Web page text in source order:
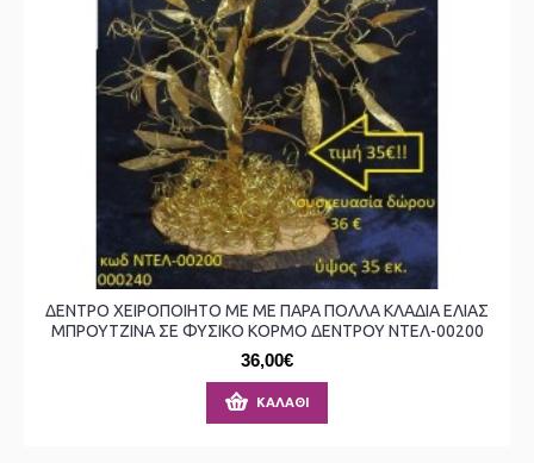
ΔΕΝΤΡΟ ΧΕΙΡΟΠΟΙΗΤΟ ΜΕ ΜΕ ΠΑΡΑ ΠΟΛΛΑ ΚΛΑΔΙΑ ΕΛΙΑΣ
ΜΠΡΟΥΤΖΙΝΑ ΣΕ ΦΥΣΙΚΟ ΚΟΡΜΟ ΔΕΝΤΡΟΥ ΝΤΕΛ-00200
36,00€
ΚΑΛΆΘΙ